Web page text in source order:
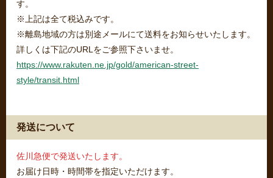
す。
※上記は全て税込みです。
※離島地域の方は別途メールにて送料をお知らせいたします。
詳しくは下記のURLをご参照下さいませ。
https://www.rakuten.ne.jp/gold/american-street-
style/transit.html
発送について
佐川急便で発送いたします。
お届け日時・時間帯を指定いただけます。